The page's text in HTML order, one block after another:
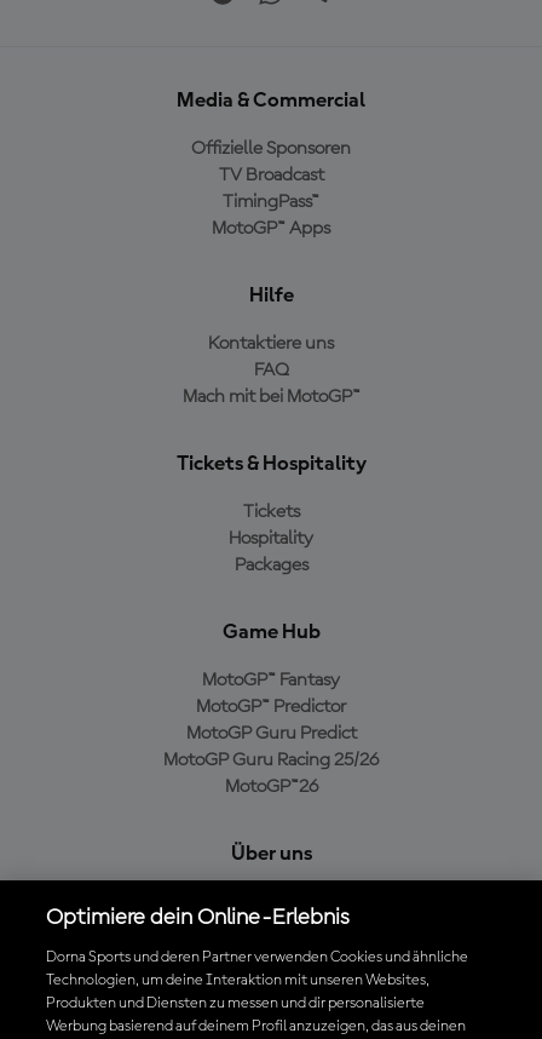
Media & Commercial
Offizielle Sponsoren
TV Broadcast
TimingPass™
MotoGP™ Apps
Hilfe
Kontaktiere uns
FAQ
Mach mit bei MotoGP™
Tickets & Hospitality
Tickets
Hospitality
Packages
Game Hub
MotoGP™ Fantasy
MotoGP™ Predictor
MotoGP Guru Predict
MotoGP Guru Racing 25/26
MotoGP™26
Über uns
Cookie-Richtlinien
Geschäftsbedingungen
Datenschutzrichtlinien
Kaufrichtlinie
Optimiere dein Online-Erlebnis
Dorna Sports und deren Partner verwenden Cookies und ähnliche
Technologien, um deine Interaktion mit unseren Websites,
Produkten und Diensten zu messen und dir personalisierte
Werbung basierend auf deinem Profil anzuzeigen, das aus deinen